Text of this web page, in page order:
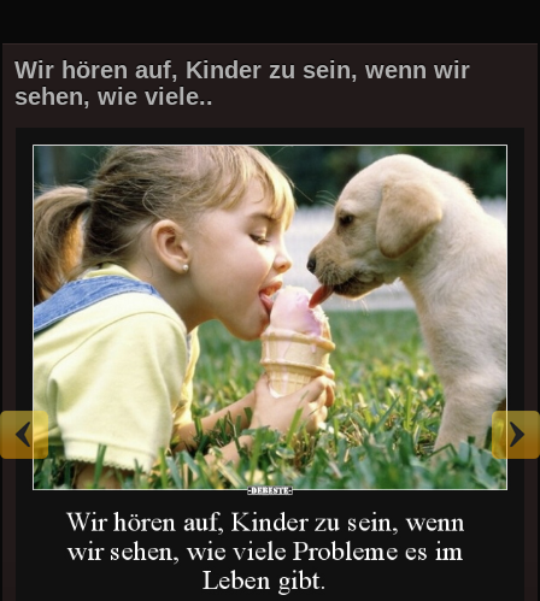
Wir hören auf, Kinder zu sein, wenn wir
sehen, wie viele..